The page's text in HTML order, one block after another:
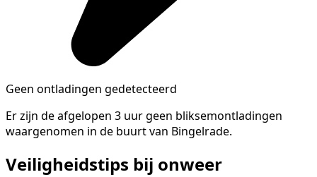
Geen ontladingen gedetecteerd
Er zijn de afgelopen 3 uur geen bliksemontladingen
waargenomen in de buurt van Bingelrade.
Veiligheidstips bij onweer